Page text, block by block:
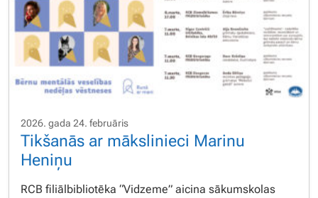
2026. gada 24. februāris
Tikšanās ar mākslinieci Marinu
Heniņu
RCB filiālbibliotēka “Vidzeme” aicina sākumskolas